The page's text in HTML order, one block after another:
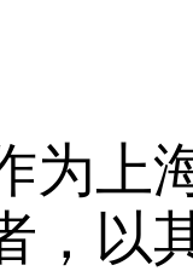
为上
，以